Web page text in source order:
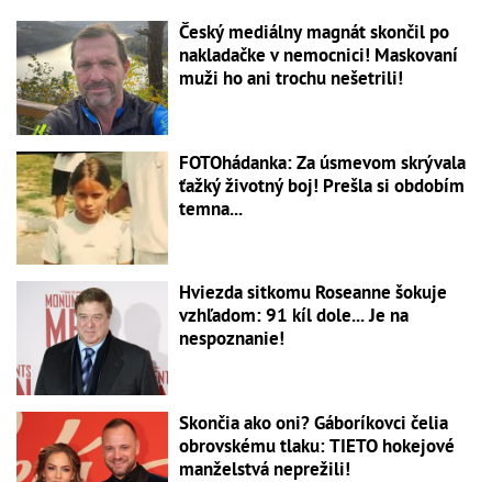
Český mediálny magnát skončil po
nakladačke v nemocnici! Maskovaní
muži ho ani trochu nešetrili!
FOTOhádanka: Za úsmevom skrývala
ťažký životný boj! Prešla si obdobím
temna...
Hviezda sitkomu Roseanne šokuje
vzhľadom: 91 kíl dole... Je na
nespoznanie!
Skončia ako oni? Gáboríkovci čelia
obrovskému tlaku: TIETO hokejové
manželstvá neprežili!